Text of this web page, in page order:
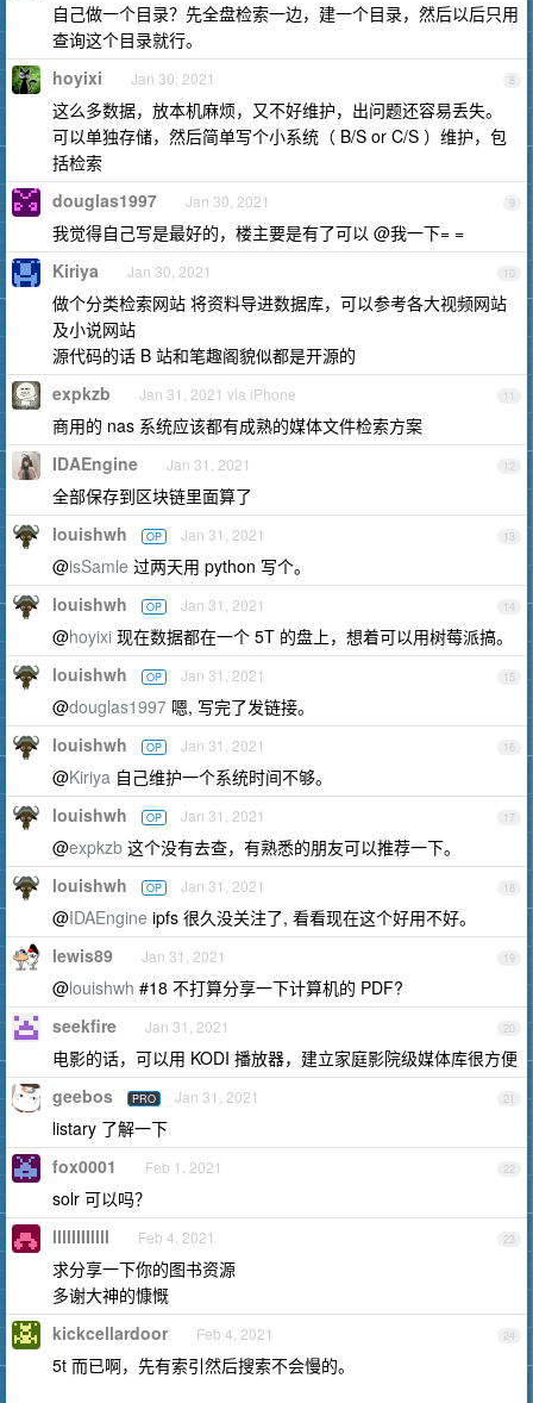
自己做一个目录？先全盘检索一边，建一个目录，然后以后只用
查询这个目录就行。
8
hoyixi Jan 30, 2021
这么多数据，放本机麻烦，又不好维护，出问题还容易丢失。
可以单独存储，然后简单写个小系统（ B/S or C/S ）维护，包
括检索
9
douglas1997 Jan 30, 2021
我觉得自己写是最好的，楼主要是有了可以 @我一下= =
10
Kiriya Jan 30, 2021
做个分类检索网站 将资料导进数据库，可以参考各大视频网站
及小说网站
源代码的话 B 站和笔趣阁貌似都是开源的
11
expkzb Jan 31, 2021 via iPhone
商用的 nas 系统应该都有成熟的媒体文件检索方案
12
IDAEngine Jan 31, 2021
全部保存到区块链里面算了
13
louishwh OP Jan 31, 2021
@isSamle 过两天用 python 写个。
14
louishwh OP Jan 31, 2021
@hoyixi 现在数据都在一个 5T 的盘上，想着可以用树莓派搞。
15
louishwh OP Jan 31, 2021
@douglas1997 嗯, 写完了发链接。
16
louishwh OP Jan 31, 2021
@Kiriya 自己维护一个系统时间不够。
17
louishwh OP Jan 31, 2021
@expkzb 这个没有去查，有熟悉的朋友可以推荐一下。
18
louishwh OP Jan 31, 2021
@IDAEngine ipfs 很久没关注了, 看看现在这个好用不好。
19
lewis89 Jan 31, 2021
@louishwh #18 不打算分享一下计算机的 PDF?
20
seekfire Jan 31, 2021
电影的话，可以用 KODI 播放器，建立家庭影院级媒体库很方便
21
geebos PRO Jan 31, 2021
listary 了解一下
22
fox0001 Feb 1, 2021
solr 可以吗？
23
llllIIIIllll Feb 4, 2021
求分享一下你的图书资源
多谢大神的慷慨
24
kickcellardoor Feb 4, 2021
5t 而已啊，先有索引然后搜索不会慢的。